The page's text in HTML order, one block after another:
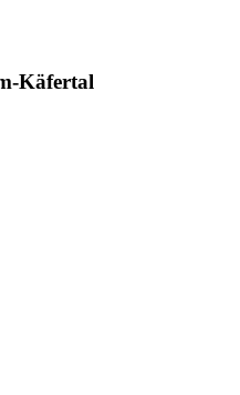
Käfertal